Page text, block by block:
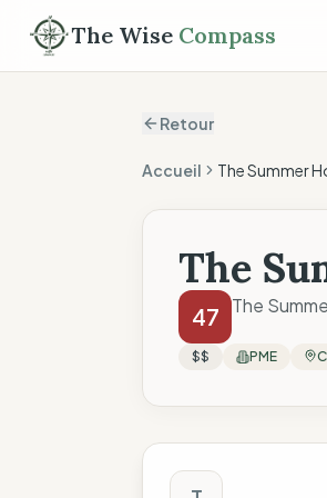
The Wise Compass
Retour
Accueil The Summer
The
47 The
$$ PME
Score